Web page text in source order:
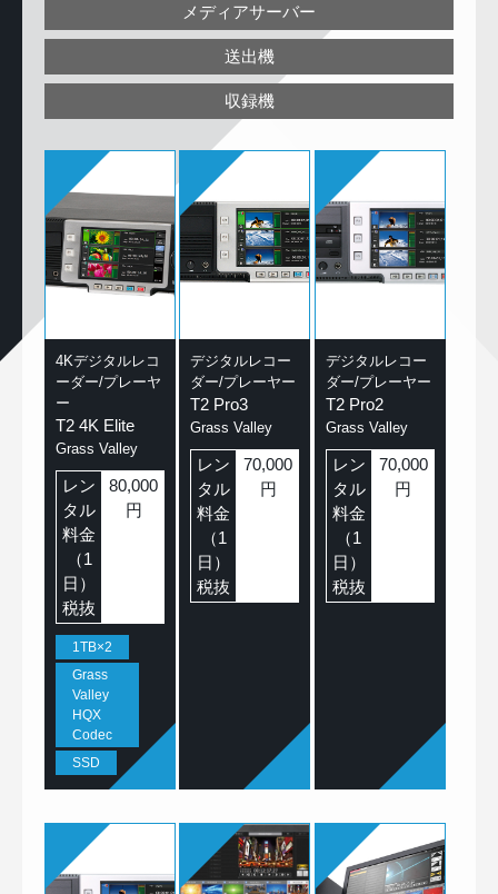
メディアサーバー
送出機
収録機
4Kデジタルレコ
ーダー/プレーヤ
ー
T2 4K Elite
Grass Valley
レン
タル
料金
（1
日）
税抜
80,000
円
1TB×2
Grass
Valley
HQX
Codec
SSD
デジタルレコー
ダー/プレーヤー
T2 Pro3
Grass Valley
レン
タル
料金
（1
日）
税抜
70,000
円
デジタルレコー
ダー/プレーヤー
T2 Pro2
Grass Valley
レン
タル
料金
（1
日）
税抜
70,000
円